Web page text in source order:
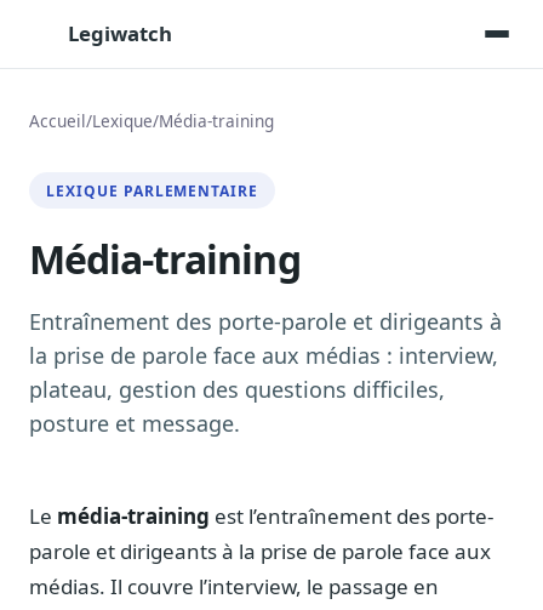
Legiwatch
Posez vos questions, réponses sourcées
Transcriptions IA
Toutes les séances AN/Sénat transcrites
Synthèses IA
Résumés automatiques des dossiers longs
Veille des matinales radio
9 interviews politiques, analysées avant 10 h
Exports & livrables
Notes, briefings, tableaux de bord
Fiches parlementaires
Accueil/Lexique/Média-training
LEXIQUE PARLEMENTAIRE
Média-training
Entraînement des porte-parole et dirigeants à
la prise de parole face aux médias : interview,
plateau, gestion des questions difficiles,
posture et message.
Le média-training est l’entraînement des porte-
parole et dirigeants à la prise de parole face aux
médias. Il couvre l’interview, le passage en